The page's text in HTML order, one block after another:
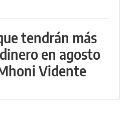
tendrán más
en agosto
Vidente